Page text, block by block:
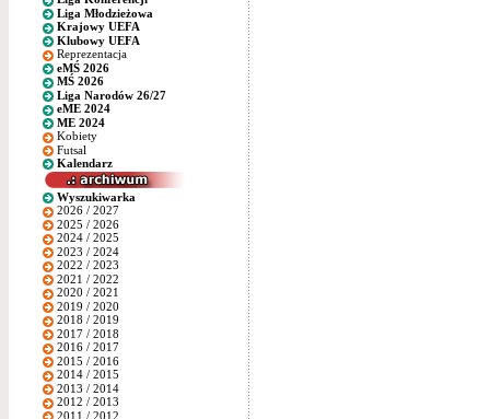
Liga Młodzieżowa
Krajowy UEFA
Klubowy UEFA
Reprezentacja
eMŚ 2026
MŚ 2026
Liga Narodów 26/27
eME 2024
ME 2024
Kobiety
Futsal
Kalendarz
Wyszukiwarka
2026 / 2027
2025 / 2026
2024 / 2025
2023 / 2024
2022 / 2023
2021 / 2022
2020 / 2021
2019 / 2020
2018 / 2019
2017 / 2018
2016 / 2017
2015 / 2016
2014 / 2015
2013 / 2014
2012 / 2013
2011 / 2012